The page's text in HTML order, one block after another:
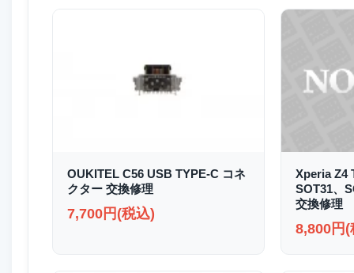
OUKITEL C56 USB TYPE-C コネ
クター 交換修理
7,700円(税込)
Xperia Z4
SOT31、
交換修理
8,800円(